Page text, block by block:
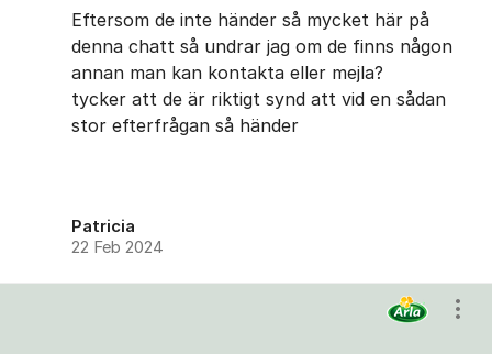
Eftersom de inte händer så mycket här på
denna chatt så undrar jag om de finns någon
annan man kan kontakta eller mejla?
tycker att de är riktigt synd att vid en sådan
stor efterfrågan så händer
Patricia
22 Feb 2024